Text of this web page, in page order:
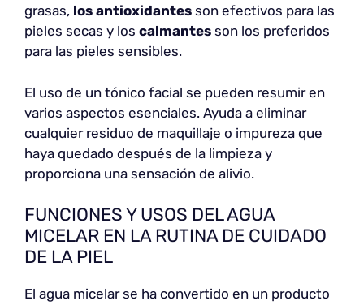
grasas, los antioxidantes son efectivos para las
pieles secas y los calmantes son los preferidos
para las pieles sensibles.
El uso de un tónico facial se pueden resumir en
varios aspectos esenciales. Ayuda a eliminar
cualquier residuo de maquillaje o impureza que
haya quedado después de la limpieza y
proporciona una sensación de alivio.
FUNCIONES Y USOS DEL AGUA
MICELAR EN LA RUTINA DE CUIDADO
DE LA PIEL
El agua micelar se ha convertido en un producto